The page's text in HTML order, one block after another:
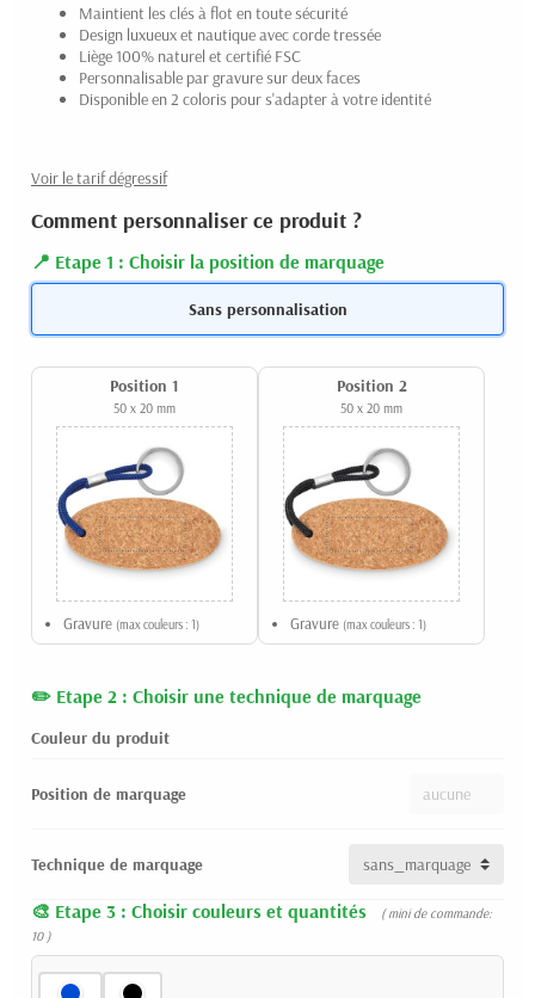
Maintient les clés à flot en toute sécurité
Design luxueux et nautique avec corde tressée
Liège 100% naturel et certifié FSC
Personnalisable par gravure sur deux faces
Disponible en 2 coloris pour s'adapter à votre identité
Voir le tarif dégressif
Comment personnaliser ce produit ?
Etape 1 : Choisir la position de marquage
Sans personnalisation
Position 1
50 x 20 mm
Gravure (max couleurs : 1)
Position 2
50 x 20 mm
Gravure (max couleurs : 1)
Etape 2 : Choisir une technique de marquage
Couleur du produit
Position de marquage
Technique de marquage
Etape 3 : Choisir couleurs et quantités
( mini de commande:
10 )